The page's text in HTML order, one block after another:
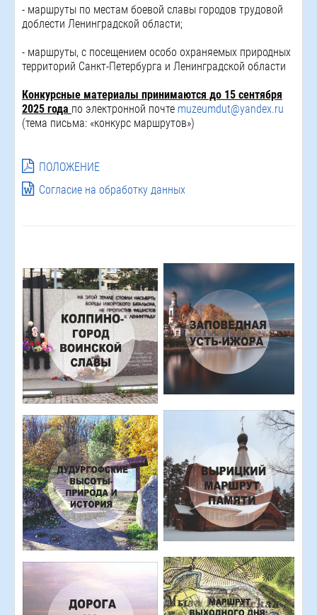
- маршруты по местам боевой славы городов трудовой
доблести Ленинградской области;
- маршруты, с посещением особо охраняемых природных
территорий Санкт-Петербурга и Ленинградской области
Конкурсные материалы принимаются до 15 сентября
2025 года по электронной почте muzeumdut@yandex.ru
(тема письма: «конкурс маршрутов»)
ПОЛОЖЕНИЕ
Согласие на обработку данных